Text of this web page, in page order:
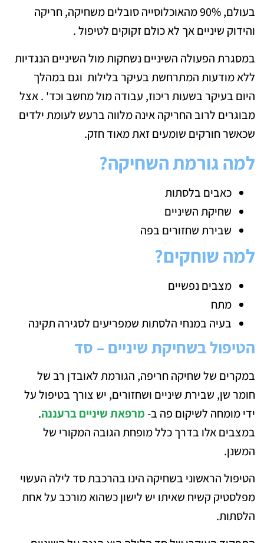
בעולם, 90% מהאוכלוסייה סובלים משחיקה, חריקה
והידוק שיניים אך לא כולם זקוקים לטיפול .
במסגרת הפעולה השיניים נשחקות מול השיניים הנגדיות
ללא מודעות המתרחשת בעיקר בלילות וגם במהלך
היום בעיקר בשעות ריכוז, עבודה מול מחשב וכד' . אצל
מבוגרים לרוב החריקה אינה מלווה ברעש לעומת ילדים
שכאשר חורקים שומעים זאת מאוד חזק.
למה גורמת השחיקה?
כאבים בלסתות
שחיקת השיניים
שבירת שחזורים בפה
למה שוחקים?
מצבים נפשיים
מתח
בעיה במנחי הלסתות שמפריעים לסגירה תקינה
הטיפול בשחיקת שיניים – סד
במקרים של שחיקה חריפה, הגורמת לאובדן רב של
חומר שן, שבירת שיניים ושחזורים, יש צורך בטיפול על
ידי מומחה לשיקום פה ב-מרפאת שיניים ברעננה.
במצבים אלו בדרך כלל מופחת הגובה המקורי של
המשנן.
הטיפול הראשוני בשחיקה הינו בהרכבת סד לילה העשוי
מפלסטיק קשיח שאיתו יש לישון כשהוא מורכב על אחת
הלסתות.